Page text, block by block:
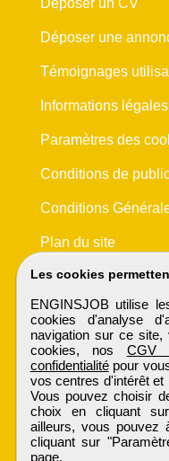
Les cookies
ENGINSJOB utilise
cookies d'analyse
navigation sur ce
cookies, nos CGV
confidentialitépour
vos centres d'intérêt
Vous pouvez choisir
choix en cliquant
ailleurs, vous pouvez
cliquant sur
page.
Déposer un CV
Déposer une
Témoignages
Informations légales
Paramètres des
Conditions de
Conditions
Plan du site